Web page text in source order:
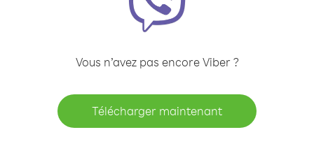
Vous n’avez pas encore Viber ?
Télécharger maintenant